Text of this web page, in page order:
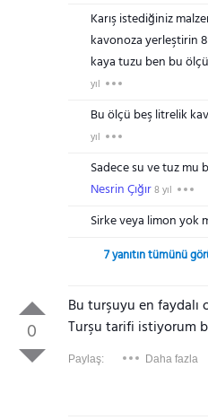
Karış istediğiniz
kavonoza yerleştirin
kaya tuzu ben bu
yıl
Bu ölçü beş litrelik
yıl
Sadece su ve tuz mu
Nesrin Çığır8 yıl
Sirke veya limon yok
7 yanıtın tümünü
0
Bu turşuyu en faydalı
Turşu tarifi istiyorum
Paylaş: Daha fazla